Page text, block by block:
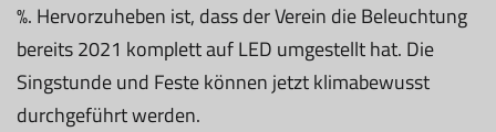
%. Hervorzuheben ist, dass der Verein die Beleuchtung
bereits 2021 komplett auf LED umgestellt hat. Die
Singstunde und Feste können jetzt klimabewusst
durchgeführt werden.